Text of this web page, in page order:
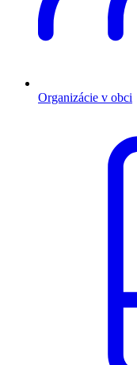
Organizácie v obci